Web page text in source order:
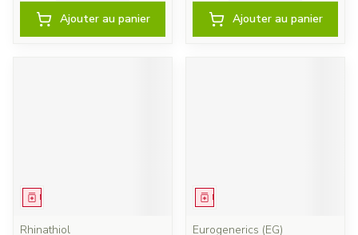
Ajouter au panier Ajouter au panier
Médicament
Rhinathiol
Médicament
Eurogenerics (EG)